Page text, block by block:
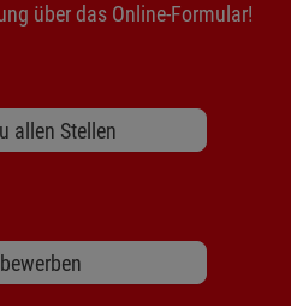
über das Online-Formular!
allen Stellen